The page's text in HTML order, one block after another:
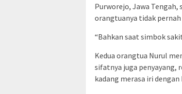
Purworejo, Jawa
orangtuanya tidak
“Bahkan saat simbok
Kedua orangtua Nurul
sifatnya juga penyayang,
kadang merasa iri